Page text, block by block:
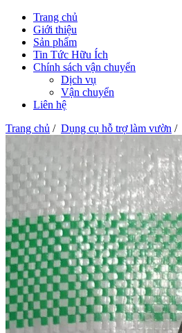
Trang chủ
Giới thiệu
Sản phẩm
Tin Tức Hữu Ích
Chính sách vận chuyển
Dịch vụ
Vận chuyển
Liên hệ
Trang chủ / Dụng cụ hỗ trợ làm vườn /